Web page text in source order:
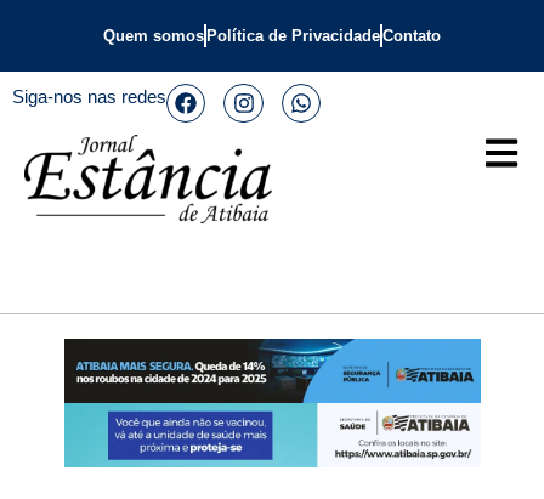
Quem somos Política de PrivacidadeContato
Siga-nos nas redes